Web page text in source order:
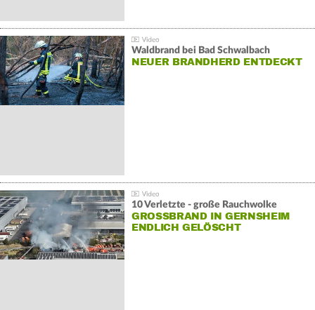
Waldbrand bei Bad Schwalbach
NEUER BRANDHERD ENTDECKT
10 Verletzte - große Rauchwolke
GROSSBRAND IN GERNSHEIM E
NDLICH GELÖSCHT